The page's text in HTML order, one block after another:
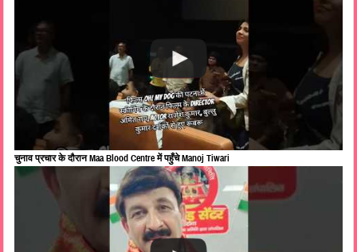
चुनाव प्रचार के दौरान Maa Blood Centre में पहुँचे Manoj Tiwari